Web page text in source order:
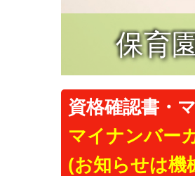
保育
資格確認書・
マイナンバー
(お知らせは機